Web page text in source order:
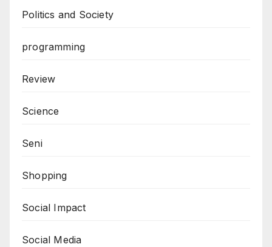
Politics and Society
programming
Review
Science
Seni
Shopping
Social Impact
Social Media